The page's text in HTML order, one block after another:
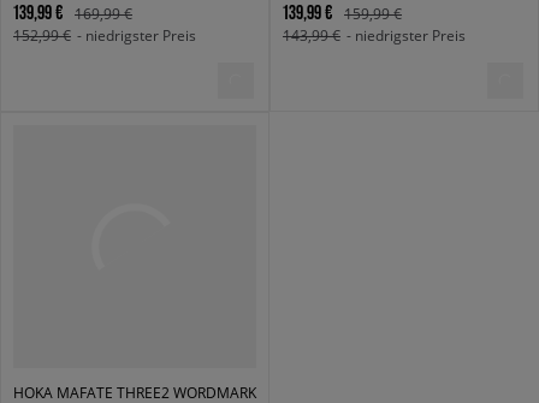
139,99 €
169,99 €
152,99 € - niedrigster Preis
139,99 €
159,99 €
143,99 € - niedrigster Preis
HOKA MAFATE THREE2 WORDMARK